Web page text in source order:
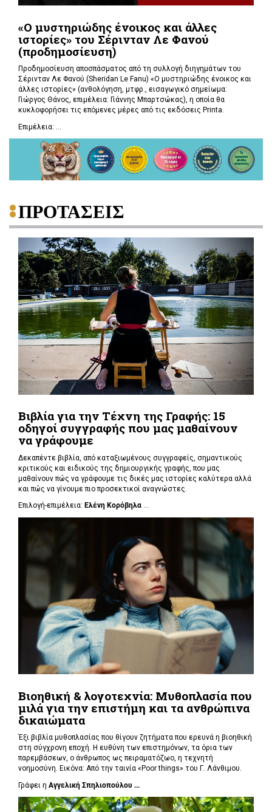
«Ο μυστηριώδης ένοικος και άλλες
ιστορίες» του Σέρινταν Λε Φανού
(προδημοσίευση)
Προδημοσίευση αποσπάσματος από τη συλλογή διηγημάτων του
Σέρινταν Λε Φανού (Sheridan Le Fanu) «Ο μυστηριώδης ένοικος και
άλλες ιστορίες» (ανθολόγηση, μτφρ., εισαγωγικό σημείωμα:
Γιώργος Θάνος, επιμέλεια: Γιάννης Μπαρτσώκας), η οποία θα
κυκλοφορήσει τις επόμενες μέρες από τις εκδόσεις Printa.
Επιμέλεια: ...
ΠΡΟΤΑΣΕΙΣ
Βιβλία για την Τέχνη της Γραφής: 15
οδηγοί συγγραφής που μας μαθαίνουν
να γράφουμε
Δεκαπέντε βιβλία, από καταξιωμένους συγγραφείς, σημαντικούς
κριτικούς και ειδικούς της δημιουργικής γραφής, που μας
μαθαίνουν πώς να γράφουμε τις δικές μας ιστορίες καλύτερα αλλά
και πώς να γίνουμε πιο προσεκτικοί αναγνώστες.
Επιλογή-επιμέλεια: Ελένη Κορόβηλα ...
Βιοηθική & λογοτεχνία: Μυθοπλασία που
μιλά για την επιστήμη και τα ανθρώπινα
δικαιώματα
Έξι βιβλία μυθοπλασίας που θίγουν ζητήματα που ερευνά η βιοηθική
στη σύγχρονη εποχή. Η ευθύνη των επιστημόνων, τα όρια των
παρεμβάσεων, ο άνθρωπος ως πειραματόζωο, η τεχνητή
νοημοσύνη. Εικόνα: Από την ταινία «Poor things» του Γ. Λάνθιμου.
Γράφει η Αγγελική Σπηλιοπούλου ...